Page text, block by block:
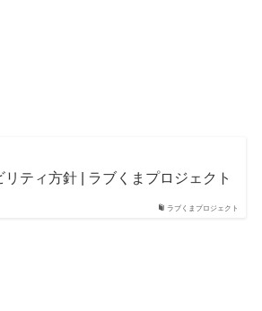
ラブくまプロジェクト
ティ方針 | ラブくまプロジェクト